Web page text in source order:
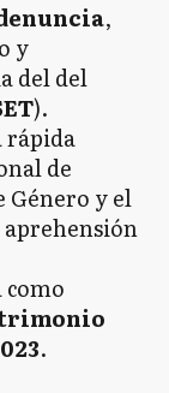
,
y
del del
).
rápida
de
Género y el
como
.